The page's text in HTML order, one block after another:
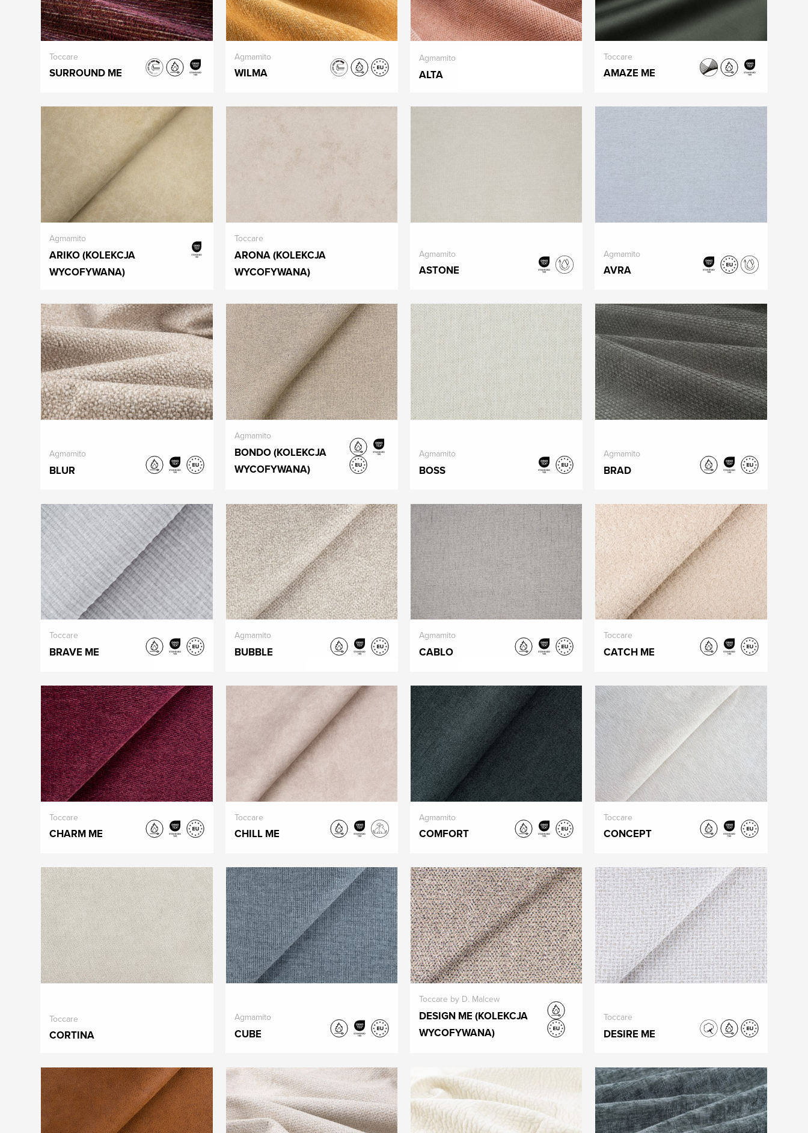
Toccare
SURROUND ME
Agmamito
WILMA
Agmamito
ALTA
Toccare
AMAZE ME
Agmamito
ARIKO (KOLEKCJA
WYCOFYWANA)
Toccare
ARONA (KOLEKCJA
WYCOFYWANA)
Agmamito
ASTONE
Agmamito
AVRA
Agmamito
BLUR
Agmamito
BONDO (KOLEKCJA
WYCOFYWANA)
Agmamito
BOSS
Agmamito
BRAD
Toccare
BRAVE ME
Agmamito
BUBBLE
Agmamito
CABLO
Toccare
CATCH ME
Toccare
CHARM ME
Toccare
CHILL ME
Agmamito
COMFORT
Toccare
CONCEPT
Toccare
CORTINA
Agmamito
CUBE
Toccare by D. Malcew
DESIGN ME (KOLEKCJA
WYCOFYWANA)
Toccare
DESIRE ME